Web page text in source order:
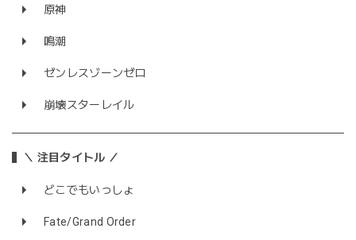
原神
鳴潮
ゼンレスゾーンゼロ
崩壊スターレイル
＼ 注目タイトル ／
どこでもいっしょ
Fate/Grand Order